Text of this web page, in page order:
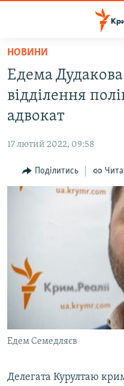
Перейти
основного
матеріалу
до
основної
Перейти
до
ВОДА.КРИМ
БЛОГИ
ПОГЛЯД
ІНТЕРВ'Ю
ДЕПОРТАЦІЯ
ВІДЕОУРОКИ «ELIFBE»
СВІДЧЕННЯ ОКУПАЦІЇ
УКРАЇНСЬКА ПРОБЛЕМА
ІНФОГРАФІКА
ЯК ОБІЙТИ БЛОКУВАННЯ
Русский
Qırımtatar
ДОЛУЧАЙСЯ!
НОВИНИ
Едема
відділення
адвокат
17 лютий 2022, 09:58
Поділитись
Едем Семедляєв
Делегата Курултаю